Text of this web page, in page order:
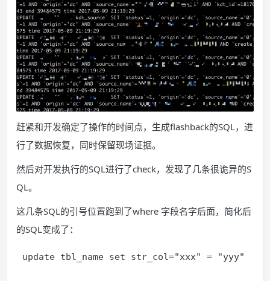
赶紧和开发确定了操作的时间点，生成flashback的SQL，进
行了数据恢复，同时保留现场证据。
然后对开发执行的SQL进行了check，发现了几条很诡异的S
QL。
这几条SQL的引号位置跑到了where 字段名字后面，简化后
的SQL变成了：
update tbl_name set str_col="xxx" = "yyy"